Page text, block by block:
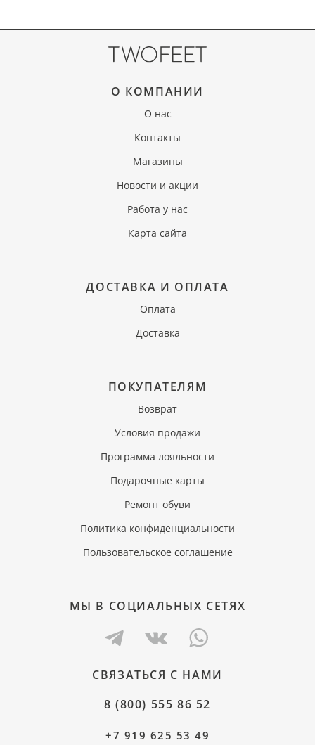
О КОМПАНИИ
О нас
Контакты
Магазины
Новости и акции
Работа у нас
Карта сайта
ДОСТАВКА И ОПЛАТА
Оплата
Доставка
ПОКУПАТЕЛЯМ
Возврат
Условия продажи
Программа лояльности
Подарочные карты
Ремонт обуви
Политика конфиденциальности
Пользовательское соглашение
МЫ В СОЦИАЛЬНЫХ СЕТЯХ
СВЯЗАТЬСЯ С НАМИ
8 (800) 555 86 52
+7 919 625 53 49